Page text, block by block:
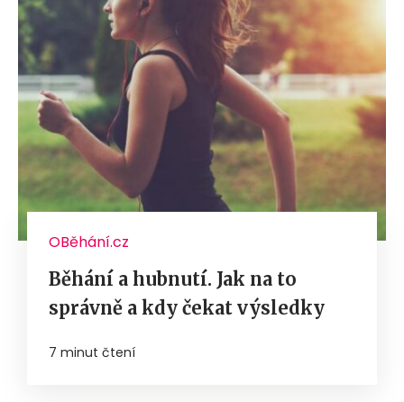
OBěhání.cz
Běhání a hubnutí. Jak na to
správně a kdy čekat výsledky
7 minut čtení